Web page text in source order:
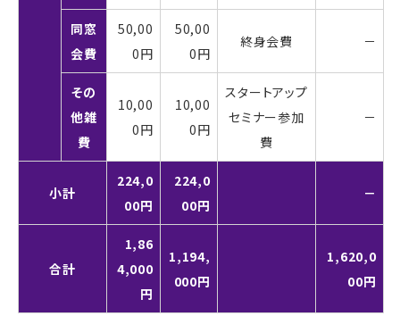
同窓
会費
50,00
0円
50,00
0円
終身会費 －
その
他雑
費
10,00
0円
10,00
0円
スタートアップ
セミナー参加
費
－
小計
224,0
00円
224,0
00円
－
合計
1,86
4,000
円
1,194,
000円
1,620,0
00円